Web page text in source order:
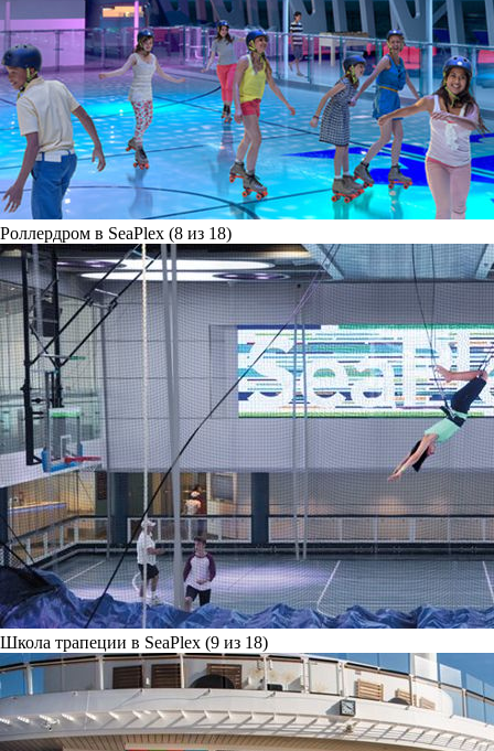
Роллердром в SeaPlex (8 из 18)
Школа трапеции в SeaPlex (9 из 18)